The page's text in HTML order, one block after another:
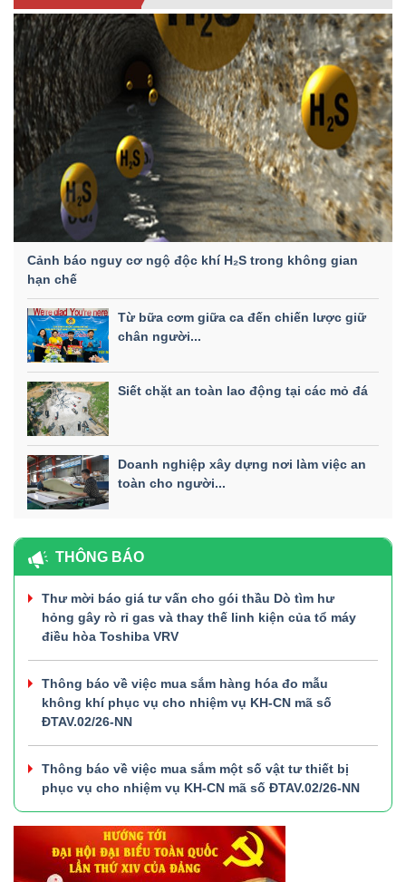
Cảnh báo nguy cơ ngộ độc khí H₂S trong không gian
hạn chế
Từ bữa cơm giữa ca đến chiến lược giữ
chân người...
Siết chặt an toàn lao động tại các mỏ đá
Doanh nghiệp xây dựng nơi làm việc an
toàn cho người...
THÔNG BÁO
Thư mời báo giá tư vấn cho gói thầu Dò tìm hư
hỏng gây rò rỉ gas và thay thế linh kiện của tổ máy
điều hòa Toshiba VRV
Thông báo về việc mua sắm hàng hóa đo mẫu
không khí phục vụ cho nhiệm vụ KH-CN mã số
ĐTAV.02/26-NN
Thông báo về việc mua sắm một số vật tư thiết bị
phục vụ cho nhiệm vụ KH-CN mã số ĐTAV.02/26-NN